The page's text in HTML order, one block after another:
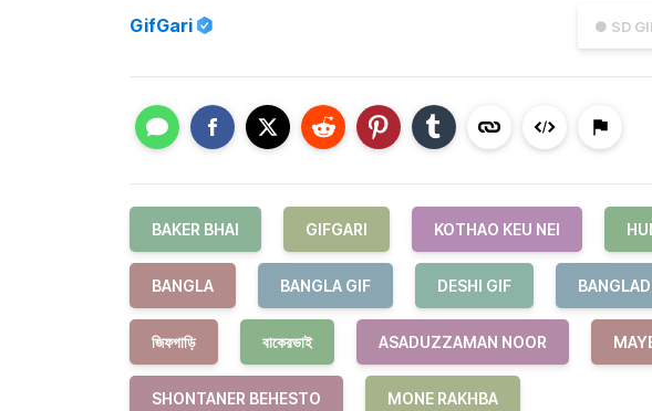
● SD
GifGari
BAKER BHAI GIFGARI KOTHAO KEU NEI
BANGLA BANGLA GIF DESHI GIF
জিফগাড়ি বাকেরভাই ASADUZZAMAN NOOR
SHONTANER BEHESTO MONE RAKHBA